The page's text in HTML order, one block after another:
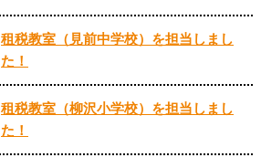
租税教室（見前中学校）を担当しまし
た！
租税教室（柳沢小学校）を担当しまし
た！